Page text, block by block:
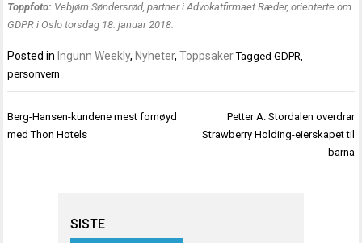
Toppfoto: Vebjørn Søndersrød, partner i Advokatfirmaet Ræder, orienterte om
GDPR i Oslo torsdag 18. januar 2018.
Posted in Ingunn Weekly, Nyheter,Toppsaker TaggedGDPR,
personvern
Innleggsnavigasjon
Berg-Hansen-kundene mest fornøyd
med Thon Hotels
Petter A. Stordalen overdrar
Strawberry Holding-eierskapet til
barna
SISTE